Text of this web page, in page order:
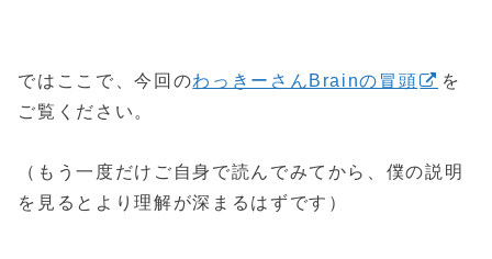
ではここで、今回のわっきーさんBrainの冒頭
を
ご覧ください。
（もう一度だけご自身で読んでみてから、僕の説明
を見るとより理解が深まるはずです）